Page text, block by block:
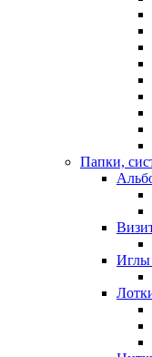
Папки,
Иглы